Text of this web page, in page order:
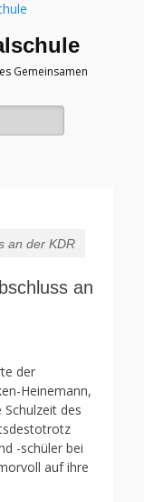
Gemeinsamen
an der KDR
an
der
Heinemann,
des
-schüler bei
auf ihre